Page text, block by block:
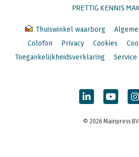
PRETTIG KENNIS
Thuiswinkel waarborg
Colofon
Privacy Cookies
Toegankelijkheidsverklaring
Service
© 2026 Mainpress BV